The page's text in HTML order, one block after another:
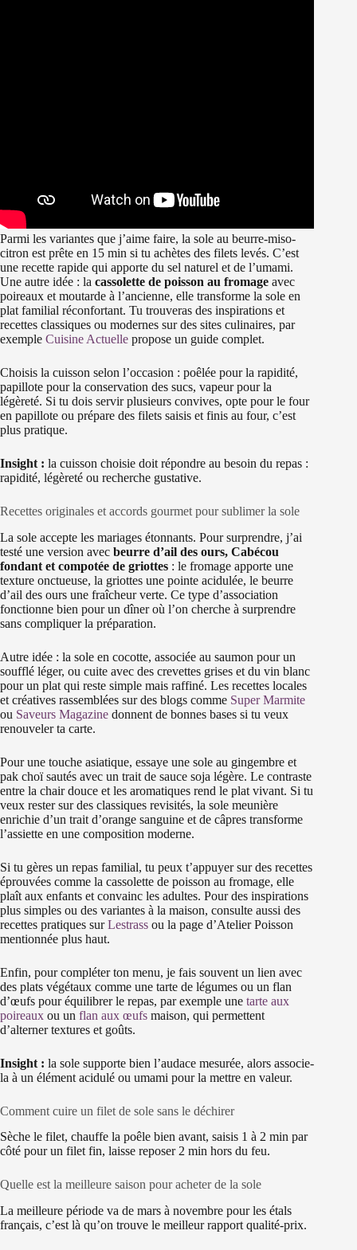
Parmi les variantes que j’aime faire, la sole au beurre-miso-
citron est prête en 15 min si tu achètes des filets levés. C’est
une recette rapide qui apporte du sel naturel et de l’umami.
Une autre idée : la cassolette de poisson au fromage avec
poireaux et moutarde à l’ancienne, elle transforme la sole en
plat familial réconfortant. Tu trouveras des inspirations et
recettes classiques ou modernes sur des sites culinaires, par
exemple Cuisine Actuelle propose un guide complet.
Choisis la cuisson selon l’occasion : poêlée pour la rapidité,
papillote pour la conservation des sucs, vapeur pour la
légèreté. Si tu dois servir plusieurs convives, opte pour le four
en papillote ou prépare des filets saisis et finis au four, c’est
plus pratique.
Insight : la cuisson choisie doit répondre au besoin du repas :
rapidité, légèreté ou recherche gustative.
Recettes originales et accords gourmet pour sublimer la sole
La sole accepte les mariages étonnants. Pour surprendre, j’ai
testé une version avec beurre d’ail des ours, Cabécou
fondant et compotée de griottes : le fromage apporte une
texture onctueuse, la griottes une pointe acidulée, le beurre
d’ail des ours une fraîcheur verte. Ce type d’association
fonctionne bien pour un dîner où l’on cherche à surprendre
sans compliquer la préparation.
Autre idée : la sole en cocotte, associée au saumon pour un
soufflé léger, ou cuite avec des crevettes grises et du vin blanc
pour un plat qui reste simple mais raffiné. Les recettes locales
et créatives rassemblées sur des blogs comme Super Marmite
ou Saveurs Magazine donnent de bonnes bases si tu veux
renouveler ta carte.
Pour une touche asiatique, essaye une sole au gingembre et
pak choï sautés avec un trait de sauce soja légère. Le contraste
entre la chair douce et les aromatiques rend le plat vivant. Si tu
veux rester sur des classiques revisités, la sole meunière
enrichie d’un trait d’orange sanguine et de câpres transforme
l’assiette en une composition moderne.
Si tu gères un repas familial, tu peux t’appuyer sur des recettes
éprouvées comme la cassolette de poisson au fromage, elle
plaît aux enfants et convainc les adultes. Pour des inspirations
plus simples ou des variantes à la maison, consulte aussi des
recettes pratiques surLestrass ou la page d’Atelier Poisson
mentionnée plus haut.
Enfin, pour compléter ton menu, je fais souvent un lien avec
des plats végétaux comme une tarte de légumes ou un flan
d’œufs pour équilibrer le repas, par exemple une tarte aux
poireaux ou un flan aux œufs maison, qui permettent
d’alterner textures et goûts.
Insight : la sole supporte bien l’audace mesurée, alors associe-
la à un élément acidulé ou umami pour la mettre en valeur.
Comment cuire un filet de sole sans le déchirer
Sèche le filet, chauffe la poêle bien avant, saisis 1 à 2 min par
côté pour un filet fin, laisse reposer 2 min hors du feu.
Quelle est la meilleure saison pour acheter de la sole
La meilleure période va de mars à novembre pour les étals
français, c’est là qu’on trouve le meilleur rapport qualité-prix.